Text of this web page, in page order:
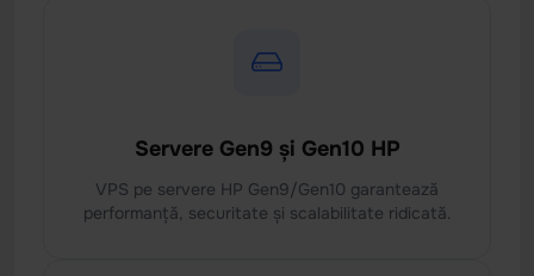
Servere Gen9 și Gen10 HP
VPS pe servere HP Gen9/Gen10 garantează
performanță, securitate și scalabilitate ridicată.